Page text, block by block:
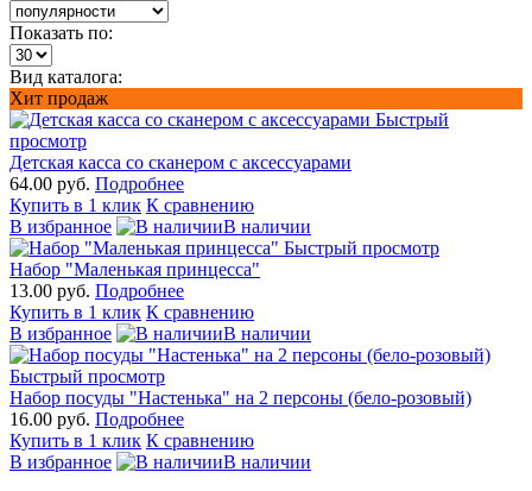
Показать по:
Вид каталога:
Хит продаж
Быстрый
просмотр
Детская касса со сканером с аксессуарами
64.00 руб. Подробнее
Купить в 1 клик К сравнению
В избранное
В наличии
Быстрый просмотр
Набор "Маленькая принцесса"
13.00 руб. Подробнее
Купить в 1 клик К сравнению
В избранное
В наличии
Быстрый просмотр
Набор посуды "Настенька" на 2 персоны (бело-розовый)
16.00 руб. Подробнее
Купить в 1 клик К сравнению
В избранное
В наличии